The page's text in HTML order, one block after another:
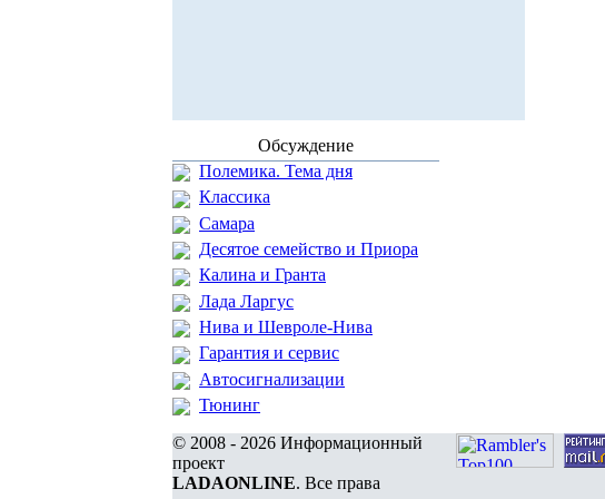
Обсуждение
Полемика. Тема дня
Классика
Самара
Десятое семейство и Приора
Калина и Гранта
Лада Ларгус
Нива и Шевроле-Нива
Гарантия и сервис
Автосигнализации
Тюнинг
© 2008 - 2026 Информационный
проект
LADAONLINE. Все права